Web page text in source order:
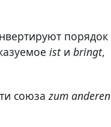
порядок
ist и bringt,
союзаzum anderen